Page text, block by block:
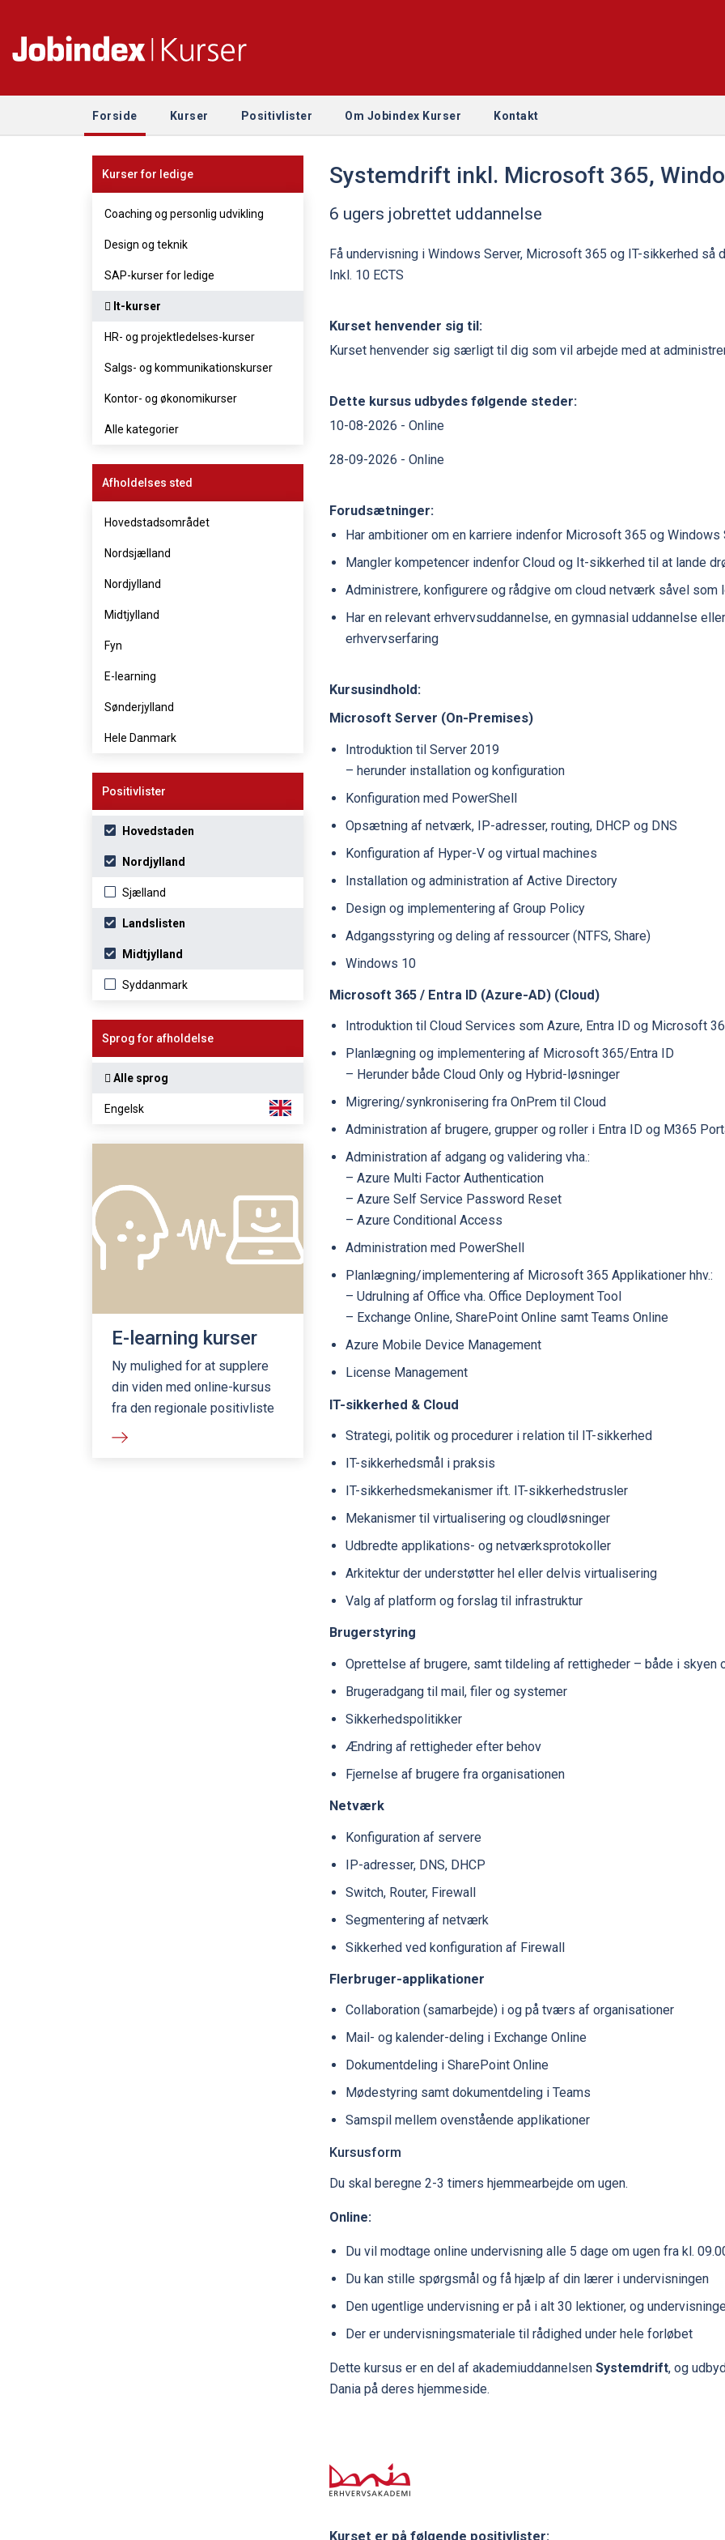
Forside Kurser Positivlister Om Jobindex Kurser Kontakt
Kurser for ledige
Coaching og personlig udvikling
Design og teknik
SAP-kurser for ledige
It-kurser
HR- og projektledelses-kurser
Salgs- og kommunikationskurser
Kontor- og økonomikurser
Alle kategorier
Afholdelses sted
Hovedstadsområdet
Nordsjælland
Nordjylland
Midtjylland
Fyn
E-learning
Sønderjylland
Hele Danmark
Positivlister
Hovedstaden
Nordjylland
Sjælland
Landslisten
Midtjylland
Syddanmark
Sprog for afholdelse
Alle sprog
Engelsk
E-learning kurser
Ny mulighed for at supplere
din viden med online-kursus
fra den regionale positivliste
Systemdrift inkl. Microsoft 365,
6 ugers jobrettet uddannelse
Få undervisning i Windows Server, Microsoft 365 og IT-sikkerhed så
Inkl. 10 ECTS
Kurset henvender sig til:
Kurset henvender sig særligt til dig som vil arbejde med at
Dette kursus udbydes følgende steder:
10-08-2026 - Online
28-09-2026 - Online
Forudsætninger:
Har ambitioner om en karriere indenfor Microsoft 365 og Windows
Mangler kompetencer indenfor Cloud og It-sikkerhed til at lande
Administrere, konfigurere og rådgive om cloud netværk såvel som
Har en relevant erhvervsuddannelse, en gymnasial uddannelse
erhvervserfaring
Kursusindhold:
Microsoft Server (On-Premises)
Introduktion til Server 2019
– herunder installation og konfiguration
Konfiguration med PowerShell
Opsætning af netværk, IP-adresser, routing, DHCP og DNS
Konfiguration af Hyper-V og virtual machines
Installation og administration af Active Directory
Design og implementering af Group Policy
Adgangsstyring og deling af ressourcer (NTFS, Share)
Windows 10
Microsoft 365 / Entra ID (Azure-AD) (Cloud)
Introduktion til Cloud Services som Azure, Entra ID og Microsoft
Planlægning og implementering af Microsoft 365/Entra ID
– Herunder både Cloud Only og Hybrid-løsninger
Migrering/synkronisering fra OnPrem til Cloud
Administration af brugere, grupper og roller i Entra ID og M365
Administration af adgang og validering vha.:
– Azure Multi Factor Authentication
– Azure Self Service Password Reset
– Azure Conditional Access
Administration med PowerShell
Planlægning/implementering af Microsoft 365 Applikationer hhv.:
– Udrulning af Office vha. Office Deployment Tool
– Exchange Online, SharePoint Online samt Teams Online
Azure Mobile Device Management
License Management
IT-sikkerhed & Cloud
Strategi, politik og procedurer i relation til IT-sikkerhed
IT-sikkerhedsmål i praksis
IT-sikkerhedsmekanismer ift. IT-sikkerhedstrusler
Mekanismer til virtualisering og cloudløsninger
Udbredte applikations- og netværksprotokoller
Arkitektur der understøtter hel eller delvis virtualisering
Valg af platform og forslag til infrastruktur
Brugerstyring
Oprettelse af brugere, samt tildeling af rettigheder – både i skyen
Brugeradgang til mail, filer og systemer
Sikkerhedspolitikker
Ændring af rettigheder efter behov
Fjernelse af brugere fra organisationen
Netværk
Konfiguration af servere
IP-adresser, DNS, DHCP
Switch, Router, Firewall
Segmentering af netværk
Sikkerhed ved konfiguration af Firewall
Flerbruger-applikationer
Collaboration (samarbejde) i og på tværs af organisationer
Mail- og kalender-deling i Exchange Online
Dokumentdeling i SharePoint Online
Mødestyring samt dokumentdeling i Teams
Samspil mellem ovenstående applikationer
Kursusform
Du skal beregne 2-3 timers hjemmearbejde om ugen.
Online:
Du vil modtage online undervisning alle 5 dage om ugen fra kl.
Du kan stille spørgsmål og få hjælp af din lærer i undervisningen
Den ugentlige undervisning er på i alt 30 lektioner, og
Der er undervisningsmateriale til rådighed under hele forløbet
Dette kursus er en del af akademiuddannelsen Systemdrift, og
Dania på deres hjemmeside.
Kurset er på følgende positivlister: